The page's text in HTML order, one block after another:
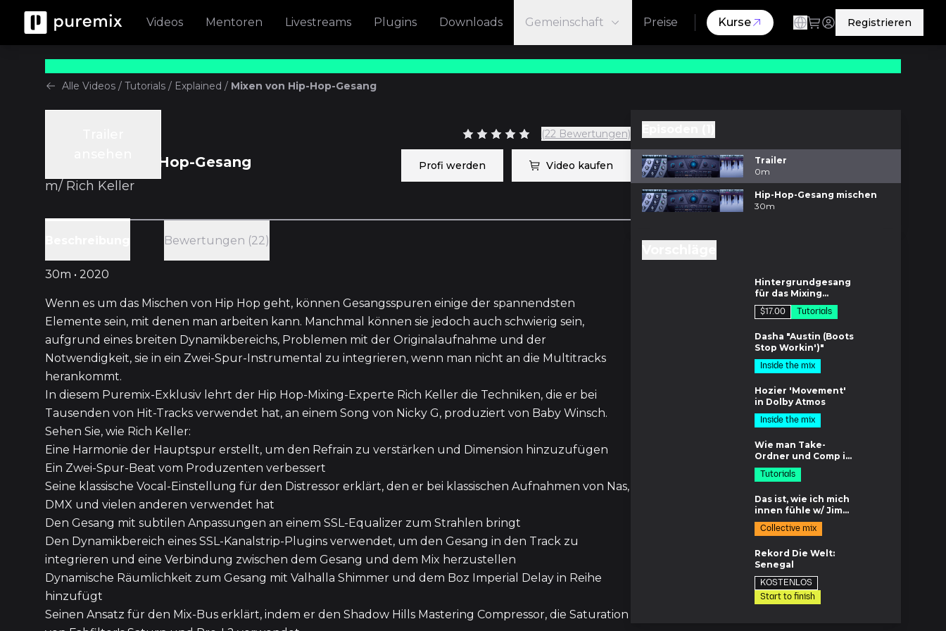
Videos Mentoren Livestreams Plugins Downloads Gemeinschaft Preise Kurse Registrieren
Alle Videos / Tutorials / Explained / Mixen von Hip-Hop-Gesang
Mixen von Hip-Hop-Gesang
m/ Rich Keller
(22 Bewertungen)
Profi werden Video kaufen
Bewertungen (22)
30m • 2020
Wenn es um das Mischen von Hip Hop geht, können Gesangsspuren einige der spannendsten
Elemente sein, mit denen man arbeiten kann. Manchmal können sie jedoch auch schwierig sein,
aufgrund eines breiten Dynamikbereichs, Problemen mit der Originalaufnahme und der
Notwendigkeit, sie in ein Zwei-Spur-Instrumental zu integrieren, wenn man nicht an die Multitracks
herankommt.
In diesem Puremix-Exklusiv lehrt der Hip Hop-Mixing-Experte Rich Keller die Techniken, die er bei
Tausenden von Hit-Tracks verwendet hat, an einem Song von Nicky G, produziert von Baby Winsch.
Sehen Sie, wie Rich Keller:
Eine Harmonie der Hauptspur erstellt, um den Refrain zu verstärken und Dimension hinzuzufügen
Ein Zwei-Spur-Beat vom Produzenten verbessert
Seine klassische Vocal-Einstellung für den Distressor erklärt, den er bei klassischen Aufnahmen von Nas,
DMX und vielen anderen verwendet hat
Den Gesang mit subtilen Anpassungen an einem SSL-Equalizer zum Strahlen bringt
Den Dynamikbereich eines SSL-Kanalstrip-Plugins verwendet, um den Gesang in den Track zu
integrieren und eine Verbindung zwischen dem Gesang und dem Mix herzustellen
Dynamische Räumlichkeit zum Gesang mit Valhalla Shimmer und dem Boz Imperial Delay in Reihe
hinzufügt
Seinen Ansatz für den Mix-Bus erklärt, indem er den Shadow Hills Mastering Compressor, die Saturation
Trailer
0m
Hip-Hop-Gesang mischen
30m
Hintergrundgesang
für das Mixing
vorbereiten
$17.00
Tutorials
Dasha "Austin (Boots
Stop Workin')"
Inside the mix
Hozier 'Movement'
in Dolby Atmos
Inside the mix
Wie man Take-
Ordner und Comp in
Logic Pro X
verwendet
Tutorials
54m
Das ist, wie ich mich
innen fühle w/ Jimmy
Douglass
Collective mix
Rekord Die Welt:
Senegal
KOSTENLOS
Start to finish